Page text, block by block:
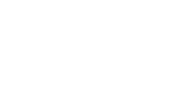
cca 200m, lehátka a slunečníky zdarma,